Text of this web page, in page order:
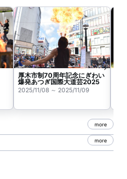
厚木市制70周年記念にぎわい
爆発あつぎ国際大道芸2025
2025/11/08 ～ 2025/11/09
more
more